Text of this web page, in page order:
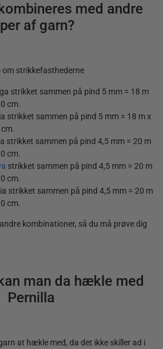
med andre
af garn?
om strikkefasthederne
strikket sammen på pind 5 mm = 18 m
cm.
strikket sammen på pind 5 mm = 18 m x
strikket sammen på pind 4,5 mm = 20 m
cm.
strikket sammen på pind 4,5 mm = 20 m
cm.
strikket sammen på pind 4,5 mm = 20 m
cm.
kombinationer, så du må prøve dig
man da hækle med
Pernilla
at hækle med, da det ikke skiller ad i